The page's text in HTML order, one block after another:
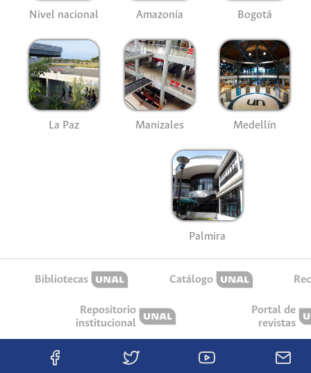
Nivel nacional Amazonía Bogotá
La Paz Manizales Medellín
Palmira
Bibliotecas Catálogo
Repositorio
institucional
Portal de
revistas